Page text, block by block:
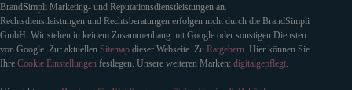
BrandSimpli Marketing- und Reputationsdienstleistungen an.
Rechtsdienstleistungen und Rechtsberatungen erfolgen nicht durch die BrandSimpli
GmbH. Wir stehen in keinem Zusammenhang mit Google oder sonstigen Diensten
von Google. Zur aktuellen Sitemap dieser Webseite. Zu Ratgebern . Hier können Sie
Ihre Cookie Einstellungen festlegen. Unsere weiteren Marken: digitalgepflegt